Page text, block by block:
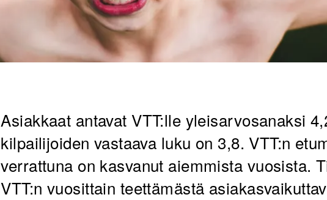
Asiakkaat antavat VTT:lle yleisarvosanaksi
kilpailijoiden vastaava luku on 3,8. VTT:n
verrattuna on kasvanut aiemmista vuosista.
VTT:n vuosittain teettämästä